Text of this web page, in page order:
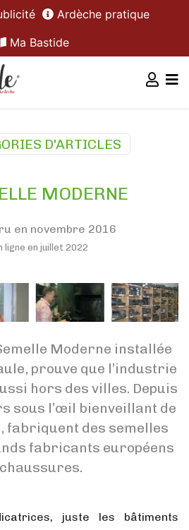
Ardèche pratique
Ma Bastide
D'ARTICLES
MODERNE
en novembre 2016
ligne en juillet 2022
Moderne installée
prouve que l’industrie
hors des villes. Depuis
sous l’œil bienveillant de
fabriquent des semelles
fabricants européens
juste les bâtiments